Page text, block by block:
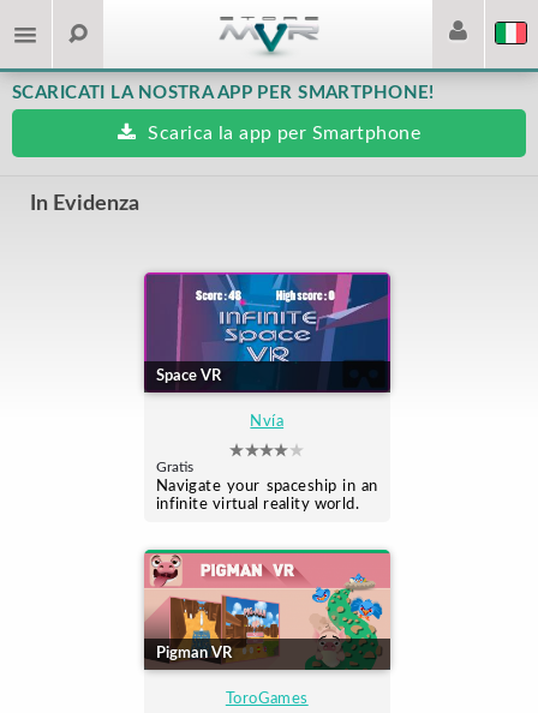
SCARICATI LA NOSTRA APP PER SMARTPHONE!
Scarica la app per Smartphone
In Evidenza
Space VR
Nvía
Gratis
Navigate your spaceship in an
infinite virtual reality world.
Pigman VR
ToroGames